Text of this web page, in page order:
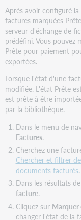
Après avoir configuré
factures marquées
serveur d'échange de
prédéfini. Vous pouvez
Prête pour paiement
exportées.
Lorsque l'état d'une
modifiée. L'état Prête
est prête à être
par la bibliothèque.
Dans le menu de
Factures.
Cherchez une
Chercher et filtrer
documents facturés.
Dans les résultats
facture.
Cliquez sur Marquer
changer l'état de la